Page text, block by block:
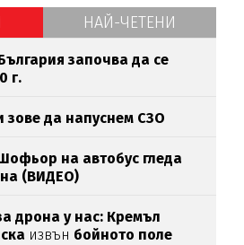
НАЙ-ЧЕТЕНИ
започва да се
г.
зове да напуснем СЗО
на автобус гледа
(ВИДЕО)
дрона у нас: Кремъл
извън бойното поле